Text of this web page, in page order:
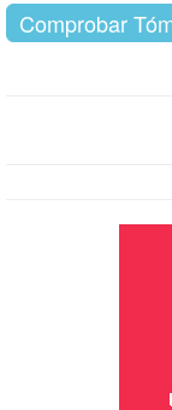
Comprobar